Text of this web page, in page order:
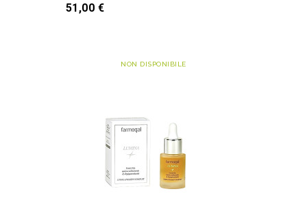
Prezzo
51,00 €
AGGIUNGI AL CARRELLO
NON DISPONIBILE